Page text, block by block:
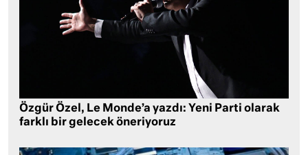
Özgür Özel, Le Monde’a yazdı: Yeni Parti olarak
farklı bir gelecek öneriyoruz